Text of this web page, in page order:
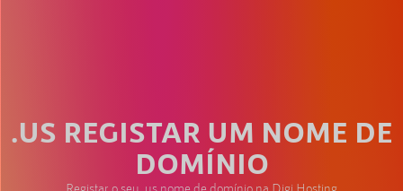
.US REGISTAR UM NOME DE
DOMÍNIO